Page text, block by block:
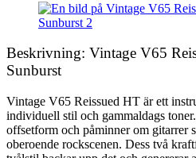
Beskrivning: Vintage V65
Sunburst
Vintage V65 Reissued HT är ett
individuell stil och gammaldags
offsetform och påminner om gitarrer
oberoende rockscenen. Dess två